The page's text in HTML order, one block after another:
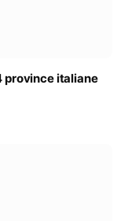
province italiane